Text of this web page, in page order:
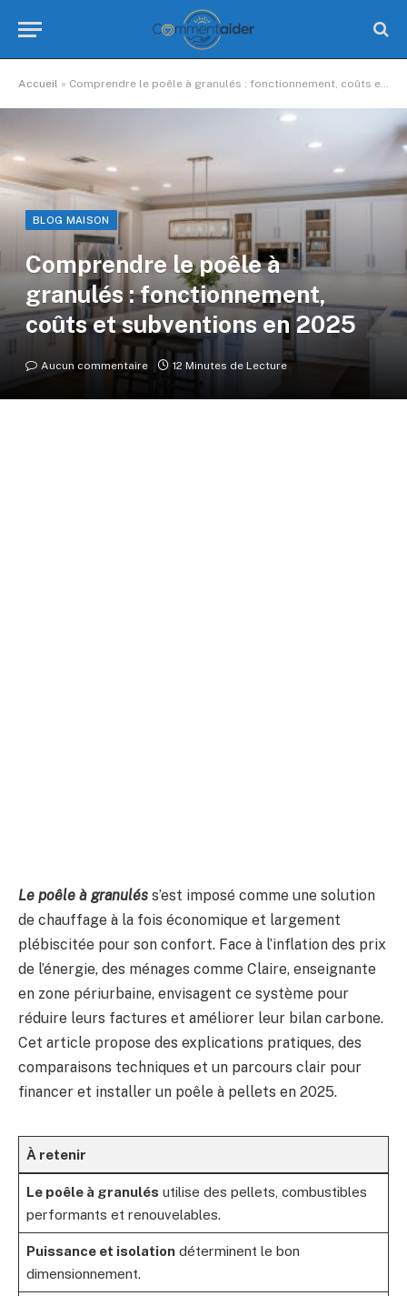
Accueil » Comprendre le poêle à granulés : fonctionnement, coûts et subventions en 2025
BLOG MAISON
Comprendre le poêle à
granulés : fonctionnement,
coûts et subventions en 2025
Aucun commentaire 12 Minutes de Lecture
Le poêle à granulés s’est imposé comme une solution
de chauffage à la fois économique et largement
plébiscitée pour son confort. Face à l’inflation des prix
de l’énergie, des ménages comme Claire, enseignante
en zone périurbaine, envisagent ce système pour
réduire leurs factures et améliorer leur bilan carbone.
Cet article propose des explications pratiques, des
comparaisons techniques et un parcours clair pour
financer et installer un poêle à pellets en 2025.
À retenir
Le poêle à granulés utilise des pellets, combustibles
performants et renouvelables.
Puissance et isolationdéterminent le bon
dimensionnement.